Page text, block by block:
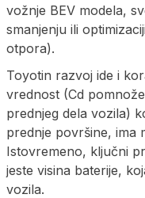
vožnje BEV modela,
smanjenju ili
otpora).
Toyotin razvoj ide i
vrednost (Cd
prednjeg dela vozila)
prednje površine, ima
Istovremeno, ključni
jeste visina baterije,
vozila.